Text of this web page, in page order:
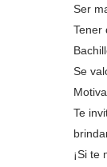
Ser
Tener
Se
Te
¡Si te